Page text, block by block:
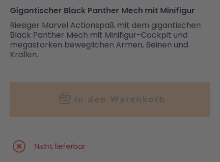
Gigantischer Black Panther Mech mit Minifigur
Riesiger Marvel Actionspaß mit dem gigantischen
Black Panther Mech mit Minifigur-Cockpit und
megastarken beweglichen Armen, Beinen und
Krallen.
In den Warenkorb
Nicht lieferbar